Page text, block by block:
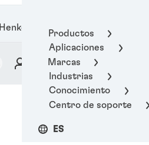
Productos
Aplicaciones
Marcas
Industrias
Conocimiento
Centro de soporte
ES
Henkel Adhesive Technologies